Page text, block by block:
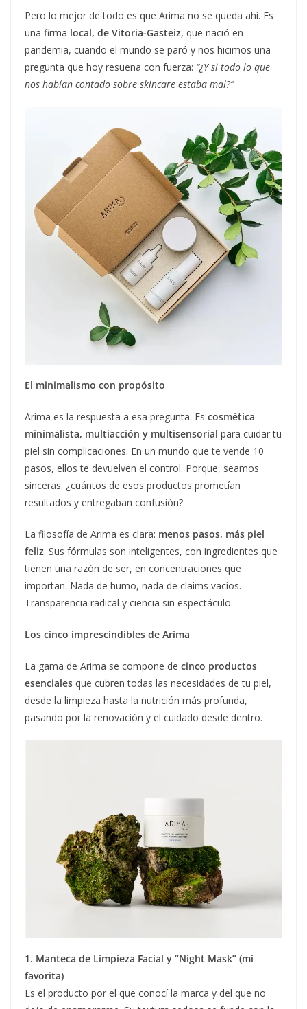
Pero lo mejor de todo es que Arima no se queda ahí. Es
una firma local, de Vitoria-Gasteiz, que nació en
pandemia, cuando el mundo se paró y nos hicimos una
pregunta que hoy resuena con fuerza: “¿Y si todo lo que
nos habían contado sobre skincare estaba mal?”
El minimalismo con propósito
Arima es la respuesta a esa pregunta. Es cosmética
minimalista, multiacción y multisensorial para cuidar tu
piel sin complicaciones. En un mundo que te vende 10
pasos, ellos te devuelven el control. Porque, seamos
sinceras: ¿cuántos de esos productos prometían
resultados y entregaban confusión?
La filosofía de Arima es clara: menos pasos, más piel
feliz. Sus fórmulas son inteligentes, con ingredientes que
tienen una razón de ser, en concentraciones que
importan. Nada de humo, nada de claims vacíos.
Transparencia radical y ciencia sin espectáculo.
Los cinco imprescindibles de Arima
La gama de Arima se compone de cinco productos
esenciales que cubren todas las necesidades de tu piel,
desde la limpieza hasta la nutrición más profunda,
pasando por la renovación y el cuidado desde dentro.
1. Manteca de Limpieza Facial y “Night Mask” (mi
favorita)
Es el producto por el que conocí la marca y del que no